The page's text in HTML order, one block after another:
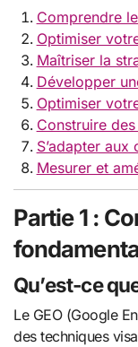
Comprendre
Optimiser
Maîtriser la
Développer
Optimiser
Construire
S’adapter
Mesurer et
Partie 1 :
Qu’est-ce
Le GEO (Google
des techniques